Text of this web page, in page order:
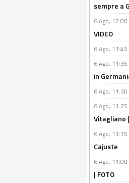
sempre a
6 Ago,
VIDEO
6 Ago,
6 Ago,
in
6 Ago,
6 Ago,
Vitagliano
6 Ago,
Cajuste
6 Ago,
| FOTO